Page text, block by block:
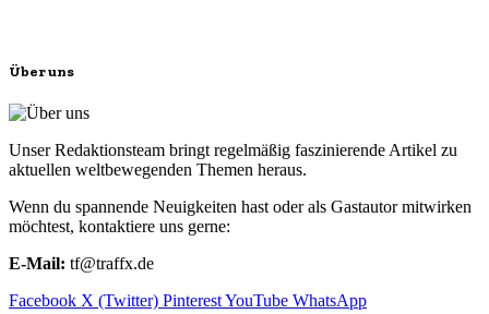
Über uns
Unser Redaktionsteam bringt regelmäßig faszinierende Artikel zu
aktuellen weltbewegenden Themen heraus.
Wenn du spannende Neuigkeiten hast oder als Gastautor mitwirken
möchtest, kontaktiere uns gerne:
E-Mail: tf@traffx.de
Facebook X (Twitter) PinterestYouTube WhatsApp